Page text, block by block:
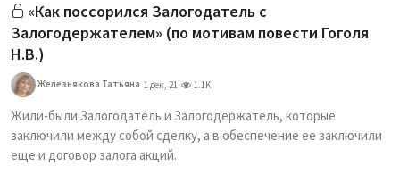
«Как поссорился Залогодатель с
Залогодержателем» (по мотивам повести Гоголя
Н.В.)
Железнякова Татьяна 1 дек, 21 1.1K
Жили-были Залогодатель и Залогодержатель, которые
заключили между собой сделку, а в обеспечение ее заключили
еще и договор залога акций.